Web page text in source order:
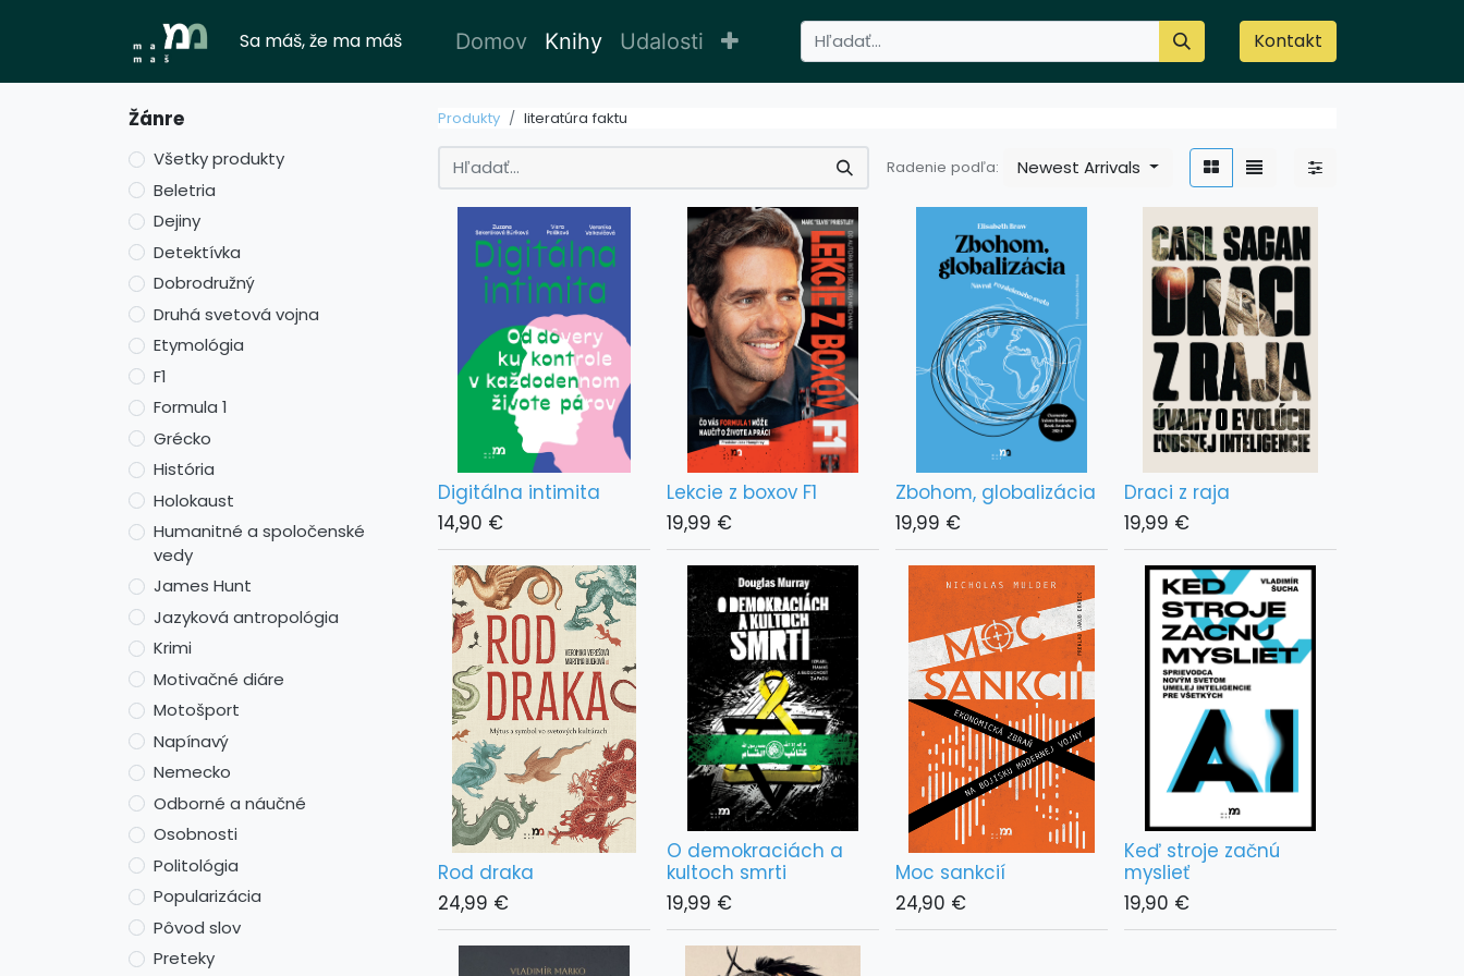
Sa máš, že ma máš Domov Knihy Udalosti Kontakt
Žánre
Všetky produkty
Beletria
Dejiny
Detektívka
Dobrodružný
Druhá svetová vojna
Etymológia
F1
Formula 1
Grécko
História
Holokaust
Humanitné a spoločenské
vedy
James Hunt
Jazyková antropológia
Krimi
Motivačné diáre
Motošport
Napínavý
Nemecko
Odborné a náučné
Osobnosti
Politológia
Popularizácia
Pôvod slov
Preteky
Produkty literatúra faktu
Radenie podľa: Newest Arrivals
Digitálna intimita
14,90 €
Lekcie z boxov F1
19,99 €
Zbohom, globalizácia
19,99 €
Draci z raja
19,99 €
Rod draka
24,99 €
O demokraciách a
kultoch smrti
19,99 €
Moc sankcií
24,90 €
Keď stroje začnú
myslieť
19,90 €